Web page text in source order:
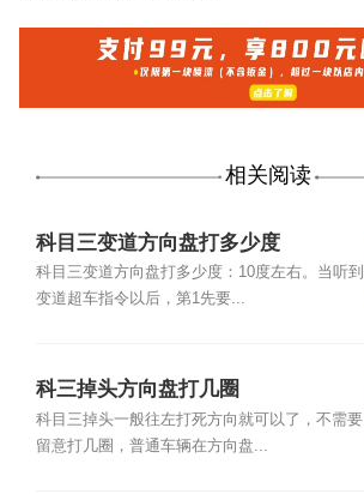
相关阅读
科目三变道方向盘打多少度
科目三变道方向盘打多少度：10度左右。当听到
变道超车指令以后，第1先要...
科三掉头方向盘打几圈
科目三掉头一般往左打死方向就可以了，不需要
留意打几圈，普通车辆在方向盘...